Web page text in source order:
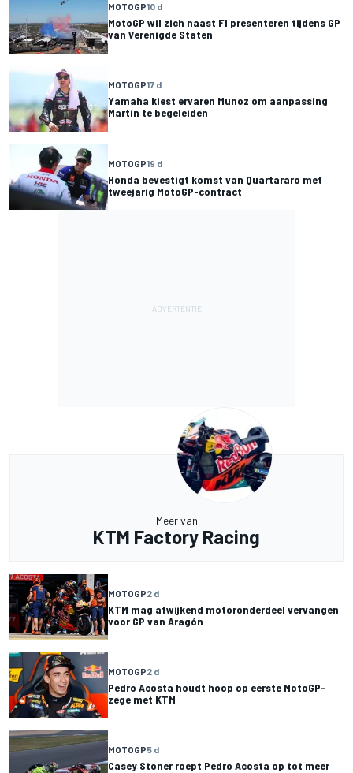
MOTOGP10 d
MotoGP wil zich naast F1 presenteren tijdens GP
van Verenigde Staten
MOTOGP17 d
Yamaha kiest ervaren Munoz om aanpassing
Martin te begeleiden
MOTOGP19 d
Honda bevestigt komst van Quartararo met
tweejarig MotoGP-contract
Meer van
KTM Factory Racing
MOTOGP2 d
KTM mag afwijkend motoronderdeel vervangen
voor GP van Aragón
MOTOGP2 d
Pedro Acosta houdt hoop op eerste MotoGP-
zege met KTM
MOTOGP5 d
Casey Stoner roept Pedro Acosta op tot meer